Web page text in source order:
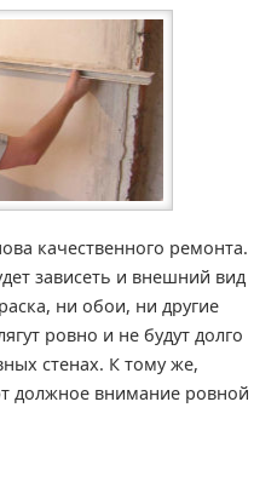
качественного ремонта.
зависеть и внешний вид
ни обои, ни другие
ровно и не будут долго
стенах. К тому же,
должное внимание ровной